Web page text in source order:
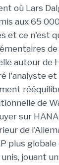
où Lars
aux 65
et ce n'est
de
autour de
l'analyste et
de
sur
de
plus globale
jouant